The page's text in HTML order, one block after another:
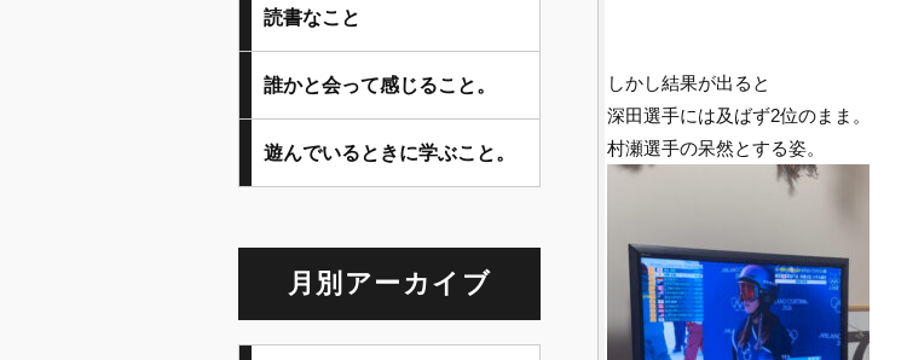
しかし結果が出ると
深田選手には及ばず2位のまま。
村瀬選手の呆然とする姿。
読書なこと
誰かと会って感じること。
遊んでいるときに学ぶこと。
月別アーカイブ